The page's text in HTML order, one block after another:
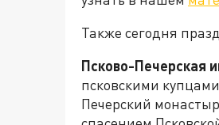
Также сегодня
Псково-Печерская
псковскими
Печерский